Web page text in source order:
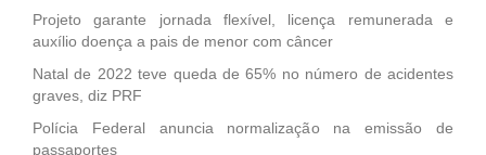
Projeto garante jornada flexível, licença remunerada e
auxílio doença a pais de menor com câncer
Natal de 2022 teve queda de 65% no número de acidentes
graves, diz PRF
Polícia Federal anuncia normalização na emissão de
passaportes